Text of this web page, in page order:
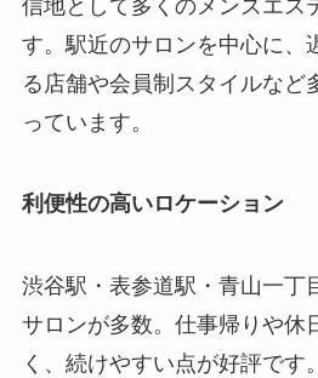
信地として多くのメンズエス
す。駅近のサロンを中心に、
る店舗や会員制スタイルなど
っています。
利便性の高いロケーション
渋谷駅・表参道駅・青山一丁
サロンが多数。仕事帰りや休
く、続けやすい点が好評です。